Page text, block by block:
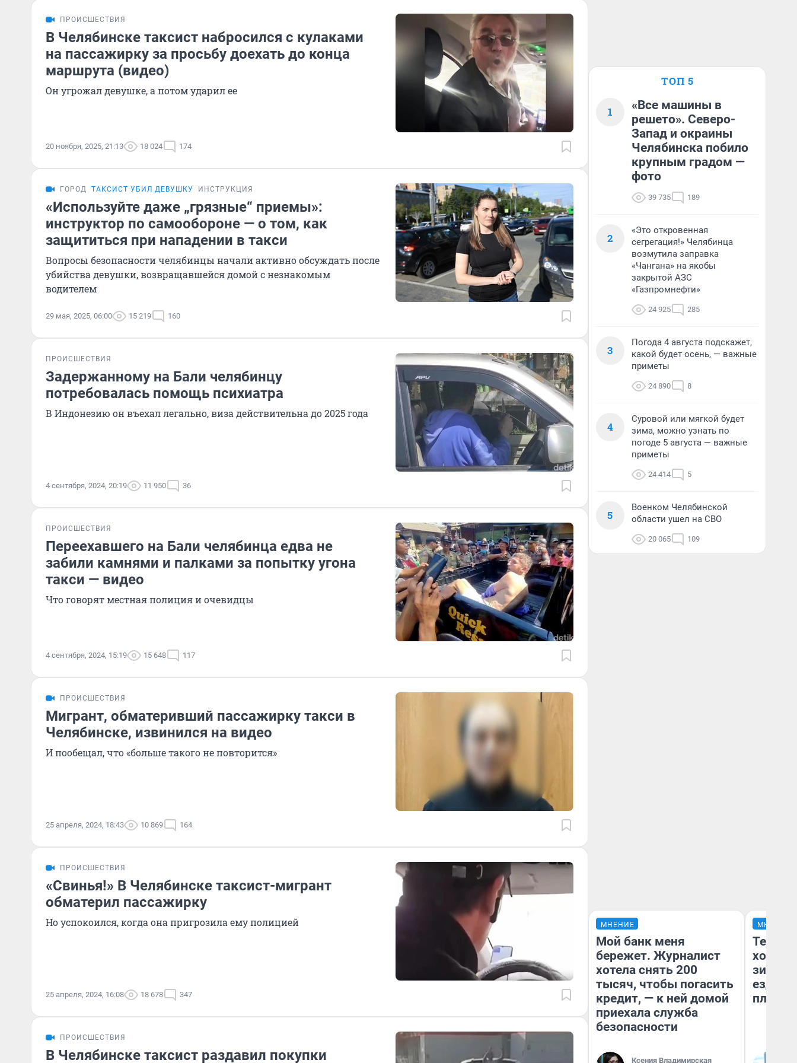
ПРОИСШЕСТВИЯ
В Челябинске таксист набросился с кулаками
на пассажирку за просьбу доехать до конца
маршрута (видео)
Он угрожал девушке, а потом ударил ее
20 ноября, 2025, 21:13 18 024 174
ГОРОД ТАКСИСТ УБИЛ ДЕВУШКУ ИНСТРУКЦИЯ
«Используйте даже „грязные“ приемы»:
инструктор по самообороне — о том, как
защититься при нападении в такси
Вопросы безопасности челябинцы начали активно обсуждать после
убийства девушки, возвращавшейся домой с незнакомым
водителем
29 мая, 2025, 06:00 15 219 160
ПРОИСШЕСТВИЯ
Задержанному на Бали челябинцу
потребовалась помощь психиатра
В Индонезию он въехал легально, виза действительна до 2025 года
4 сентября, 2024, 20:19 11 950 36
ПРОИСШЕСТВИЯ
Переехавшего на Бали челябинца едва не
забили камнями и палками за попытку угона
такси — видео
Что говорят местная полиция и очевидцы
4 сентября, 2024, 15:19 15 648 117
ПРОИСШЕСТВИЯ
Мигрант, обматеривший пассажирку такси в
Челябинске, извинился на видео
И пообещал, что «больше такого не повторится»
25 апреля, 2024, 18:43 10 869 164
ПРОИСШЕСТВИЯ
«Свинья!» В Челябинске таксист-мигрант
обматерил пассажирку
Но успокоился, когда она пригрозила ему полицией
25 апреля, 2024, 16:08 18 678 347
ПРОИСШЕСТВИЯ
В Челябинске таксист раздавил покупки
ТОП 5
1
«Все машины в
решето». Северо-
Запад и окраины
Челябинска побило
крупным градом —
фото
39 735 189
2
«Это откровенная
сегрегация!» Челябинца
возмутила заправка
«Чангана» на якобы
закрытой АЗС
«Газпромнефти»
24 925 285
3
Погода 4 августа подскажет,
какой будет осень, — важные
приметы
24 890 8
4
Суровой или мягкой будет
зима, можно узнать по
погоде 5 августа — важные
приметы
24 414 5
5
Военком Челябинской
области ушел на СВО
20 065 109
МНЕНИЕ
Мой банк меня
бережет. Журналист
хотела снять 200
тысяч, чтобы погасить
кредит, — к ней домой
приехала служба
безопасности
Ксения Владимирская
МНЕНИЕ
Тепло
зимой.
ездит
плюсы